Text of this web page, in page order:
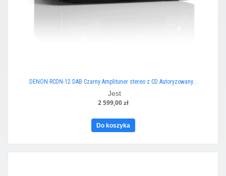
DENON RCDN-12 DAB Czarny Amplituner stereo z CD Autoryzowany...
Jest
2 599,00 zł
Do koszyka